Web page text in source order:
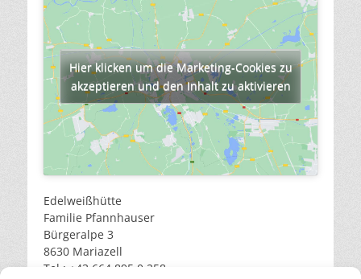
Hier klicken um die Marketing-Cookies zu
akzeptieren und den Inhalt zu aktivieren
Edelweißhütte
Familie Pfannhauser
Bürgeralpe 3
8630 Mariazell
Tel.: +43 664 895 0 258